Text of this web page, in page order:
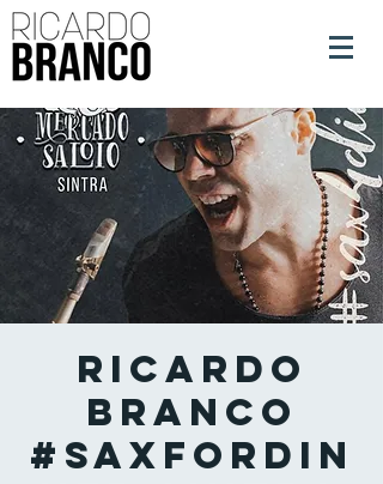
Ricardo
Branco
#SaxForDin